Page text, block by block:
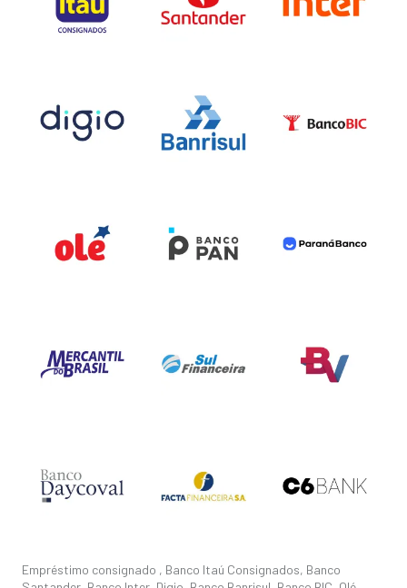
Empréstimo consignado , Banco Itaú Consignados, Banco